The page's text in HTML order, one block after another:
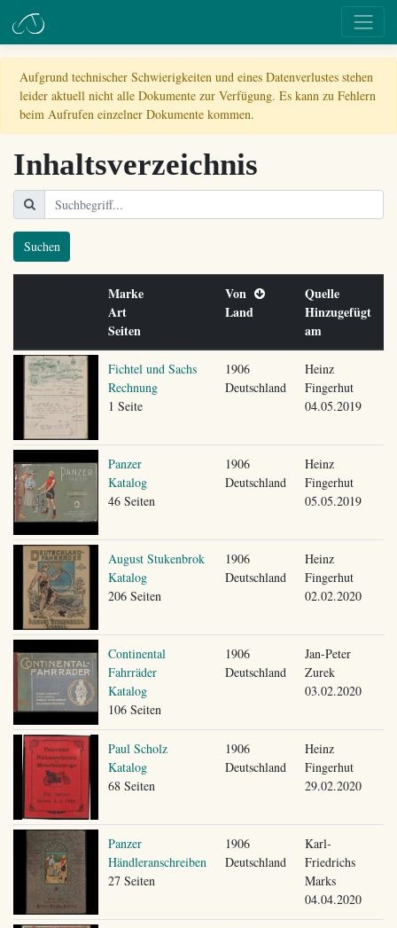
Aufgrund technischer Schwierigkeiten und eines Datenverlustes stehen
leider aktuell nicht alle Dokumente zur Verfügung. Es kann zu Fehlern
beim Aufrufen einzelner Dokumente kommen.
Inhaltsverzeichnis
Suchen
Marke
Art
Seiten
Von
Land
Quelle
Hinzugefügt
am
Fichtel und Sachs
Rechnung
1 Seite
1906
Deutschland
Heinz
Fingerhut
04.05.2019
Panzer
Katalog
46 Seiten
1906
Deutschland
Heinz
Fingerhut
05.05.2019
August Stukenbrok
Katalog
206 Seiten
1906
Deutschland
Heinz
Fingerhut
02.02.2020
Continental
Fahrräder
Katalog
106 Seiten
1906
Deutschland
Jan-Peter
Zurek
03.02.2020
Paul Scholz
Katalog
68 Seiten
1906
Deutschland
Heinz
Fingerhut
29.02.2020
Panzer
Händleranschreiben
27 Seiten
1906
Deutschland
Karl-
Friedrichs
Marks
04.04.2020